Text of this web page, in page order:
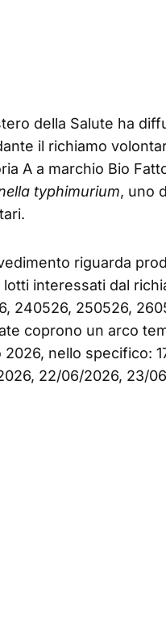
della Salute ha
il richiamo
A a marchio Bio
typhimurium, uno
riguarda
lotti interessati dal
240526, 250526,
coprono un arco
2026, nello specifico:
22/06/2026, 23/